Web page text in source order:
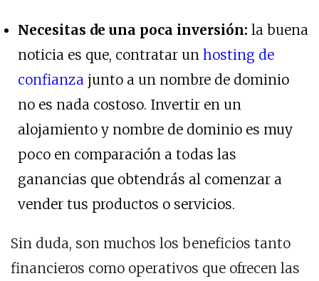
Necesitas de una poca inversión: la buena
noticia es que, contratar un hosting de
confianza junto a un nombre de dominio
no es nada costoso. Invertir en un
alojamiento y nombre de dominio es muy
poco en comparación a todas las
ganancias que obtendrás al comenzar a
vender tus productos o servicios.
Sin duda, son muchos los beneficios tanto
financieros como operativos que ofrecen las